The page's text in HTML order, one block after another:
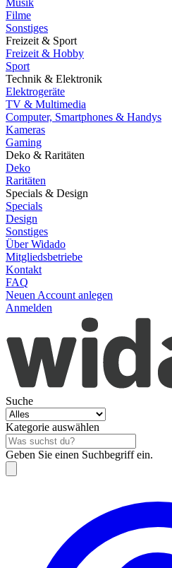
Musik
Filme
Sonstiges
Freizeit & Sport
Freizeit & Hobby
Sport
Technik & Elektronik
Elektrogeräte
TV & Multimedia
Computer, Smartphones & Handys
Kameras
Gaming
Deko & Raritäten
Deko
Raritäten
Specials & Design
Specials
Design
Sonstiges
Über Widado
Mitgliedsbetriebe
Kontakt
FAQ
Neuen Account anlegen
Anmelden
Suche
Kategorie auswählen
Geben Sie einen Suchbegriff ein.